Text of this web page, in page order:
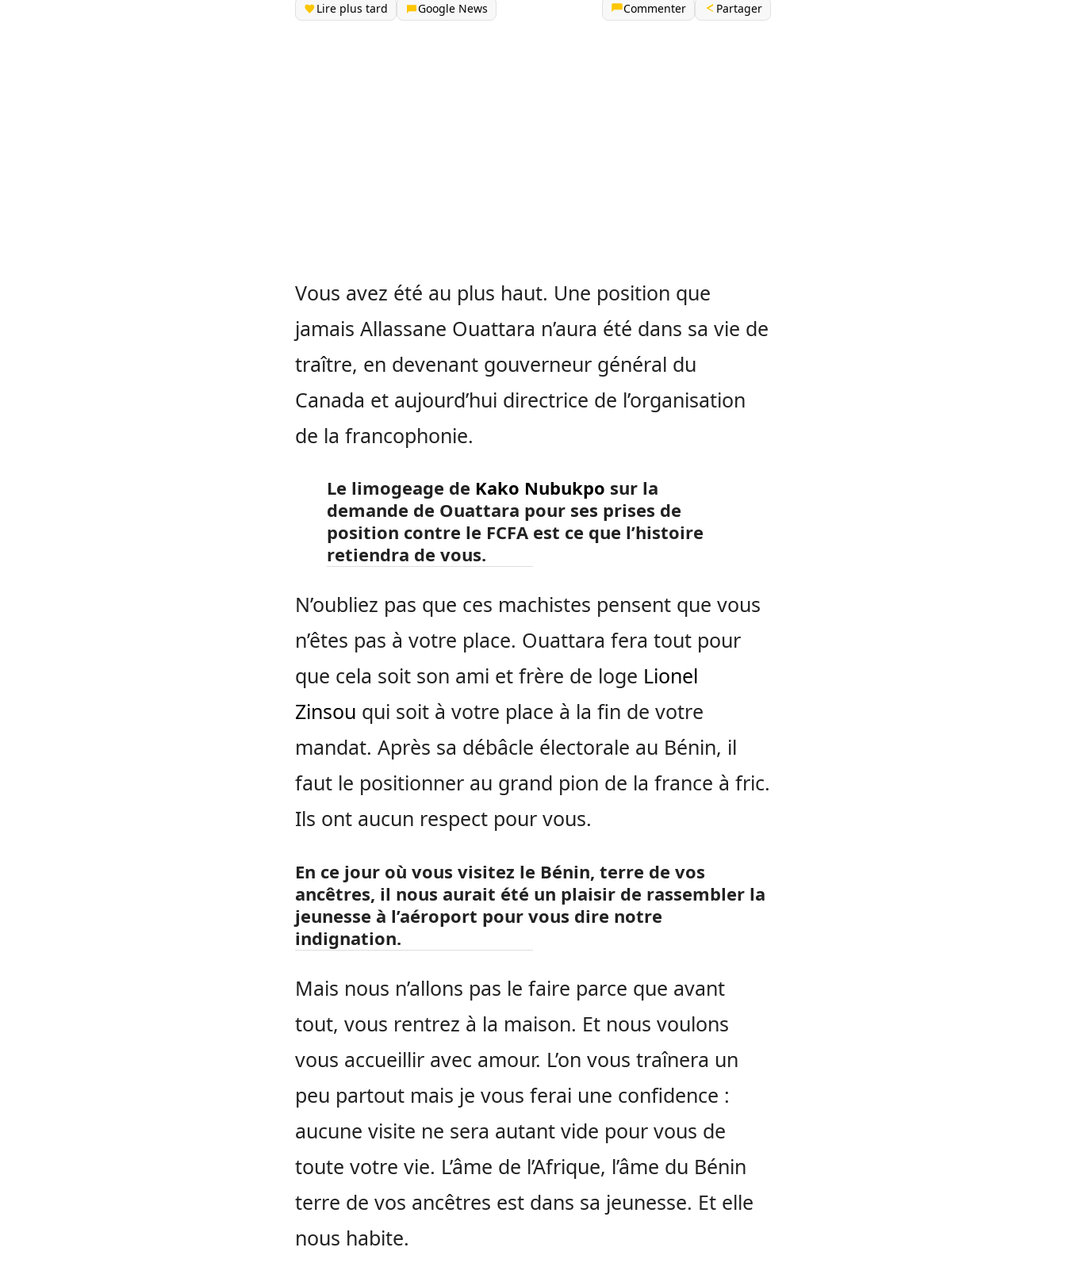
Lire plus tard
Google News Commenter Partager
Vous avez été au plus haut. Une position que
jamais Allassane Ouattara n’aura été dans sa vie de
traître, en devenant gouverneur général du
Canada et aujourd’hui directrice de l’organisation
de la francophonie.
Le limogeage de Kako Nubukpo sur la
demande de Ouattara pour ses prises de
position contre le FCFA est ce que l’histoire
retiendra de vous.
N’oubliez pas que ces machistes pensent que vous
n’êtes pas à votre place. Ouattara fera tout pour
que cela soit son ami et frère de loge Lionel
Zinsou qui soit à votre place à la fin de votre
mandat. Après sa débâcle électorale au Bénin, il
faut le positionner au grand pion de la france à fric.
Ils ont aucun respect pour vous.
En ce jour où vous visitez le Bénin, terre de vos
ancêtres, il nous aurait été un plaisir de rassembler la
jeunesse à l’aéroport pour vous dire notre
indignation.
Mais nous n’allons pas le faire parce que avant
tout, vous rentrez à la maison. Et nous voulons
vous accueillir avec amour. L’on vous traînera un
peu partout mais je vous ferai une confidence :
aucune visite ne sera autant vide pour vous de
toute votre vie. L’âme de l’Afrique, l’âme du Bénin
terre de vos ancêtres est dans sa jeunesse. Et elle
nous habite.